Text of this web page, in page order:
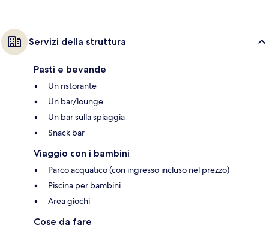
Servizi della struttura
Pasti e bevande
Un ristorante
Un bar/lounge
Un bar sulla spiaggia
Snack bar
Viaggio con i bambini
Parco acquatico (con ingresso incluso nel prezzo)
Piscina per bambini
Area giochi
Cose da fare